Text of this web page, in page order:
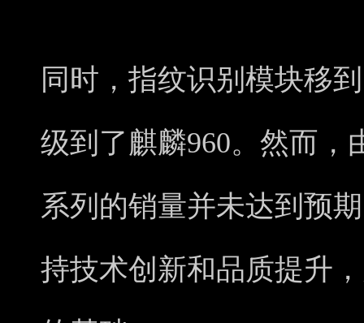
同时，指纹识别模块移
级到了麒麟960。然而，
系列的销量并未达到预
持技术创新和品质提升